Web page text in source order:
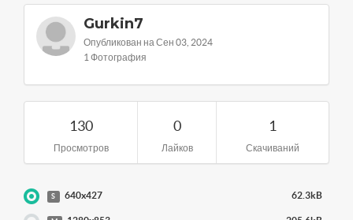
Gurkin7
Опубликован на Сен 03, 2024
1 Фотография
130
Просмотров
0
Лайков
1
Скачиваний
S 640x427 62.3kB